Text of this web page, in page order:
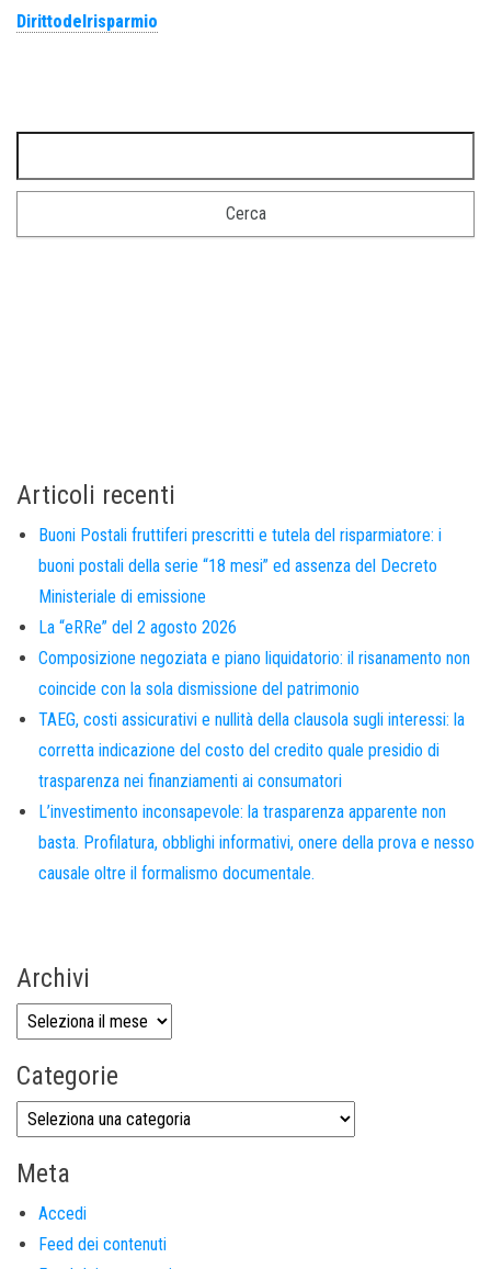
Dirittodelrisparmio
Articoli recenti
Buoni Postali fruttiferi prescritti e tutela del risparmiatore: i
buoni postali della serie “18 mesi” ed assenza del Decreto
Ministeriale di emissione
La “eRRe” del 2 agosto 2026
Composizione negoziata e piano liquidatorio: il risanamento non
coincide con la sola dismissione del patrimonio
TAEG, costi assicurativi e nullità della clausola sugli interessi: la
corretta indicazione del costo del credito quale presidio di
trasparenza nei finanziamenti ai consumatori
L’investimento inconsapevole: la trasparenza apparente non
basta. Profilatura, obblighi informativi, onere della prova e nesso
causale oltre il formalismo documentale.
Archivi
Categorie
Meta
Accedi
Feed dei contenuti